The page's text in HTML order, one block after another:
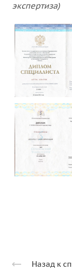
экспертиза)
Назад к